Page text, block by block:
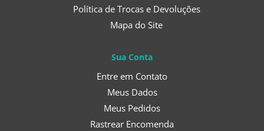
Política de Trocas e Devoluções
Mapa do Site
Sua Conta
Entre em Contato
Meus Dados
Meus Pedidos
Rastrear Encomenda